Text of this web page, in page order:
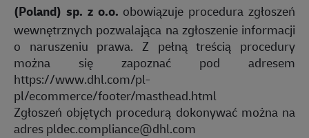
(Poland) sp. z o.o. obowiązuje procedura zgłoszeń
wewnętrznych pozwalająca na zgłoszenie informacji
o naruszeniu prawa. Z pełną treścią procedury
można się zapoznać pod adresem
https://www.dhl.com/pl-
pl/ecommerce/footer/masthead.html
Zgłoszeń objętych procedurą dokonywać można na
adrespldec.compliance@dhl.com